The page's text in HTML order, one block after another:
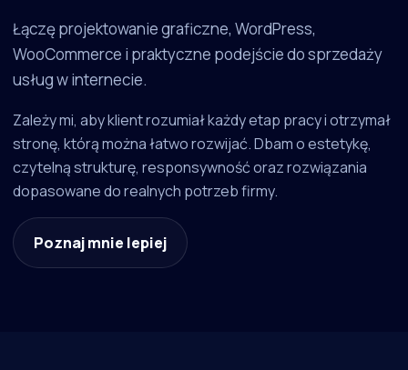
Łączę projektowanie graficzne, WordPress,
WooCommerce i praktyczne podejście do sprzedaży
usług w internecie.
Zależy mi, aby klient rozumiał każdy etap pracy i otrzymał
stronę, którą można łatwo rozwijać. Dbam o estetykę,
czytelną strukturę, responsywność oraz rozwiązania
dopasowane do realnych potrzeb firmy.
Poznaj mnie lepiej